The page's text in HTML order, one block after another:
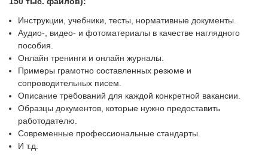
Инструкции, учебники, тесты, нормативные документы.
Аудио-, видео- и фотоматериалы в качестве наглядного
пособия.
Онлайн тренинги и онлайн журналы.
Примеры грамотно составленных резюме и
сопроводительных писем.
Описание требований для каждой конкретной вакансии.
Образцы документов, которые нужно предоставить
работодателю.
Современные профессиональные стандарты.
И т.д.